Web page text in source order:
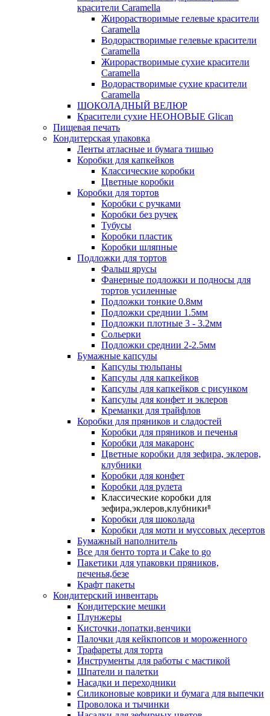
красители Caramella
Жирорастворимые гелевые красители
Caramella
Водорастворимые гелевые красители
Caramella
Жирорастворимые сухие красители
Caramella
Водорастворимые сухие красители
Caramella
ШОКОЛАДНЫЙ ВЕЛЮР
Красители сухие НЕОНОВЫЕ Glican
Пищевая печать
Кондитерская упаковка
Ленты атласные и бумага тишью
Коробки для капкейков
Классические коробки
Цветные коробки
Коробки для тортов
Коробки с ручками
Коробки без ручек
Тубусы
Коробки пластик
Коробки шляпные
Подложки для тортов
Фальш ярусы
Фанерные подложки и подносы для
тортов усиленные
Подложки тонкие 0.8мм
Подложки среднии 1.5мм
Подложки плотные 3 - 3.2мм
Сольерки
Подложки среднии 2-2.5мм
Бумажные капсулы
Капсулы тюльпаны
Капсулы для капкейков
Капсулы для капкейков с рисунком
Капсулы для конфет и эклеров
Креманки для трайфлов
Коробки для пряников и сладостей
Коробки для пряников и печенья
Коробки для макаронс
Цветные коробки для зефира, эклеров,
клубники
Коробки для конфет
Коробки для рулета
Классические коробки для
зефира,эклеров,клубники⁸
Коробки для шоколада
Коробки для моти и муссовых десертов
Бумажный наполнитель
Все для бенто торта и Cake to go
Пакетики для упаковки пряников,
печенья,безе
Крафт пакеты
Кондитерский инвентарь
Кондитерские мешки
Плунжеры
Кисточки,лопатки,венчики
Палочки для кейкпопсов и мороженного
Трафареты для торта
Инструменты для работы с мастикой
Шпатели и палетки
Насадки и переходники
Силиконовые коврики и бумага для выпечки
Проволока и тычинки